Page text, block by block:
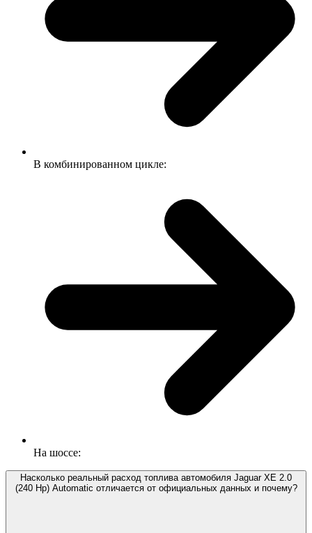
В комбинированном цикле:
На шоссе:
Насколько реальный расход топлива автомобиля Jaguar XE 2.0
(240 Hp) Automatic отличается от официальных данных и почему?